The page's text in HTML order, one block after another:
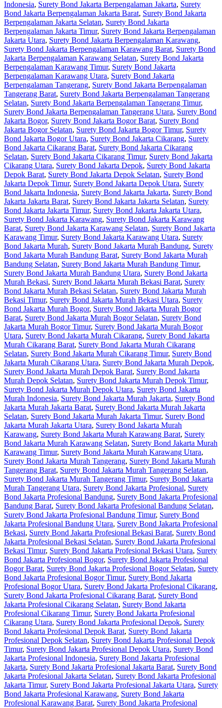
Indonesia, Surety Bond Jakarta Berpengalaman Jakarta, Surety
Bond Jakarta Berpengalaman Jakarta Barat, Surety Bond Jakarta
Berpengalaman Jakarta Selatan, Surety Bond Jakarta
Berpengalaman Jakarta Timur, Surety Bond Jakarta Berpengalaman
Jakarta Utara, Surety Bond Jakarta Berpengalaman Karawang,
Surety Bond Jakarta Berpengalaman Karawang Barat, Surety Bond
Jakarta Berpengalaman Karawang Selatan, Surety Bond Jakarta
Berpengalaman Karawang Timur, Surety Bond Jakarta
Berpengalaman Karawang Utara, Surety Bond Jakarta
Berpengalaman Tangerang, Surety Bond Jakarta Berpengalaman
Tangerang Barat, Surety Bond Jakarta Berpengalaman Tangerang
Selatan, Surety Bond Jakarta Berpengalaman Tangerang Timur,
Surety Bond Jakarta Berpengalaman Tangerang Utara, Surety Bond
Jakarta Bogor, Surety Bond Jakarta Bogor Barat, Surety Bond
Jakarta Bogor Selatan, Surety Bond Jakarta Bogor Timur, Surety
Bond Jakarta Bogor Utara, Surety Bond Jakarta Cikarang, Surety
Bond Jakarta Cikarang Barat, Surety Bond Jakarta Cikarang
Selatan, Surety Bond Jakarta Cikarang Timur, Surety Bond Jakarta
Cikarang Utara, Surety Bond Jakarta Depok, Surety Bond Jakarta
Depok Barat, Surety Bond Jakarta Depok Selatan, Surety Bond
Jakarta Depok Timur, Surety Bond Jakarta Depok Utara, Surety
Bond Jakarta Indonesia, Surety Bond Jakarta Jakarta, Surety Bond
Jakarta Jakarta Barat, Surety Bond Jakarta Jakarta Selatan, Surety
Bond Jakarta Jakarta Timur, Surety Bond Jakarta Jakarta Utara,
Surety Bond Jakarta Karawang, Surety Bond Jakarta Karawang
Barat, Surety Bond Jakarta Karawang Selatan, Surety Bond Jakarta
Karawang Timur, Surety Bond Jakarta Karawang Utara, Surety
Bond Jakarta Murah, Surety Bond Jakarta Murah Bandung, Surety
Bond Jakarta Murah Bandung Barat, Surety Bond Jakarta Murah
Bandung Selatan, Surety Bond Jakarta Murah Bandung Timur,
Surety Bond Jakarta Murah Bandung Utara, Surety Bond Jakarta
Murah Bekasi, Surety Bond Jakarta Murah Bekasi Barat, Surety
Bond Jakarta Murah Bekasi Selatan, Surety Bond Jakarta Murah
Bekasi Timur, Surety Bond Jakarta Murah Bekasi Utara, Surety
Bond Jakarta Murah Bogor, Surety Bond Jakarta Murah Bogor
Barat, Surety Bond Jakarta Murah Bogor Selatan, Surety Bond
Jakarta Murah Bogor Timur, Surety Bond Jakarta Murah Bogor
Utara, Surety Bond Jakarta Murah Cikarang, Surety Bond Jakarta
Murah Cikarang Barat, Surety Bond Jakarta Murah Cikarang
Selatan, Surety Bond Jakarta Murah Cikarang Timur, Surety Bond
Jakarta Murah Cikarang Utara, Surety Bond Jakarta Murah Depok,
Surety Bond Jakarta Murah Depok Barat, Surety Bond Jakarta
Murah Depok Selatan, Surety Bond Jakarta Murah Depok Timur,
Surety Bond Jakarta Murah Depok Utara, Surety Bond Jakarta
Murah Indonesia, Surety Bond Jakarta Murah Jakarta, Surety Bond
Jakarta Murah Jakarta Barat, Surety Bond Jakarta Murah Jakarta
Selatan, Surety Bond Jakarta Murah Jakarta Timur, Surety Bond
Jakarta Murah Jakarta Utara, Surety Bond Jakarta Murah
Karawang, Surety Bond Jakarta Murah Karawang Barat, Surety
Bond Jakarta Murah Karawang Selatan, Surety Bond Jakarta Murah
Karawang Timur, Surety Bond Jakarta Murah Karawang Utara,
Surety Bond Jakarta Murah Tangerang, Surety Bond Jakarta Murah
Tangerang Barat, Surety Bond Jakarta Murah Tangerang Selatan,
Surety Bond Jakarta Murah Tangerang Timur, Surety Bond Jakarta
Murah Tangerang Utara, Surety Bond Jakarta Profesional, Surety
Bond Jakarta Profesional Bandung, Surety Bond Jakarta Profesional
Bandung Barat, Surety Bond Jakarta Profesional Bandung Selatan,
Surety Bond Jakarta Profesional Bandung Timur, Surety Bond
Jakarta Profesional Bandung Utara, Surety Bond Jakarta Profesional
Bekasi, Surety Bond Jakarta Profesional Bekasi Barat, Surety Bond
Jakarta Profesional Bekasi Selatan, Surety Bond Jakarta Profesional
Bekasi Timur, Surety Bond Jakarta Profesional Bekasi Utara, Surety
Bond Jakarta Profesional Bogor, Surety Bond Jakarta Profesional
Bogor Barat, Surety Bond Jakarta Profesional Bogor Selatan, Surety
Bond Jakarta Profesional Bogor Timur, Surety Bond Jakarta
Profesional Bogor Utara, Surety Bond Jakarta Profesional Cikarang,
Surety Bond Jakarta Profesional Cikarang Barat, Surety Bond
Jakarta Profesional Cikarang Selatan, Surety Bond Jakarta
Profesional Cikarang Timur, Surety Bond Jakarta Profesional
Cikarang Utara, Surety Bond Jakarta Profesional Depok, Surety
Bond Jakarta Profesional Depok Barat, Surety Bond Jakarta
Profesional Depok Selatan, Surety Bond Jakarta Profesional Depok
Timur, Surety Bond Jakarta Profesional Depok Utara, Surety Bond
Jakarta Profesional Indonesia, Surety Bond Jakarta Profesional
Jakarta, Surety Bond Jakarta Profesional Jakarta Barat, Surety Bond
Jakarta Profesional Jakarta Selatan, Surety Bond Jakarta Profesional
Jakarta Timur, Surety Bond Jakarta Profesional Jakarta Utara, Surety
Bond Jakarta Profesional Karawang, Surety Bond Jakarta
Profesional Karawang Barat, Surety Bond Jakarta Profesional